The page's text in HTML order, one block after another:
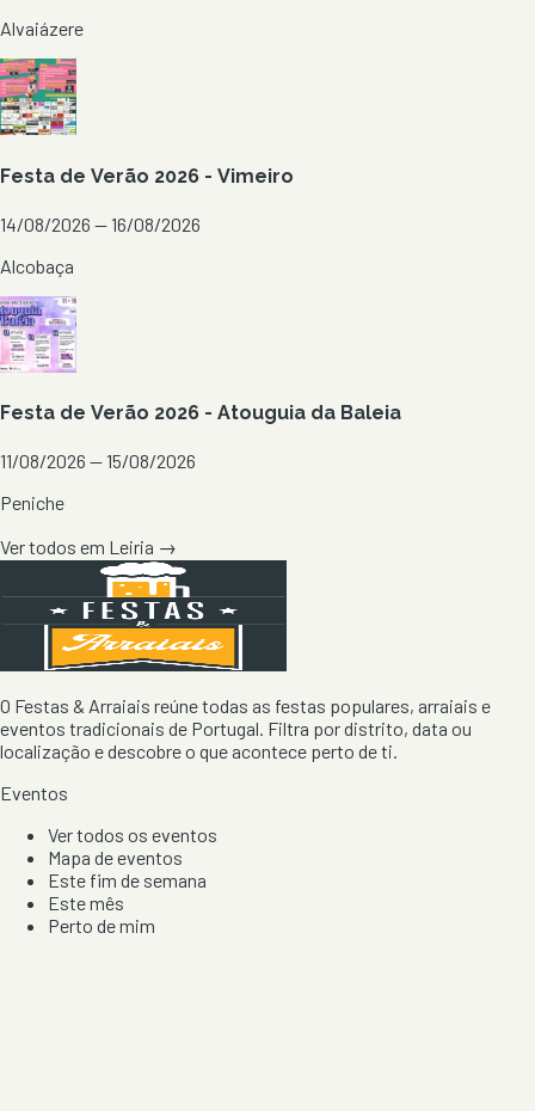
Alvaiázere
Festa de Verão 2026 - Vimeiro
14/08/2026 — 16/08/2026
Alcobaça
Festa de Verão 2026 - Atouguia da Baleia
11/08/2026 — 15/08/2026
Peniche
Ver todos em Leiria →
O Festas & Arraiais reúne todas as festas populares, arraiais e
eventos tradicionais de Portugal. Filtra por distrito, data ou
localização e descobre o que acontece perto de ti.
Eventos
Ver todos os eventos
Mapa de eventos
Este fim de semana
Este mês
Perto de mim